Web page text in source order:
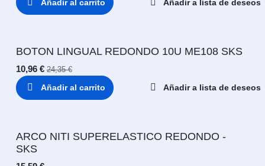
Añadir al carrito Añadir a lista de deseos
BOTON LINGUAL REDONDO 10U ME108 SKS
10,96 € 24,35€
Añadir al carrito Añadir a lista de deseos
ARCO NITI SUPERELASTICO REDONDO -
SKS